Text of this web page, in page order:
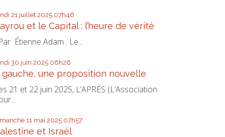
21 juillet 2025 07h46
et le Capital : l’heure de vérité
Étienne Adam . Le...
30 juin 2025 06h26
gauche, une proposition nouvelle
21 et 22 juin 2025, L’APRÈS (L’Association
11 mai 2025 07h57
et Israél